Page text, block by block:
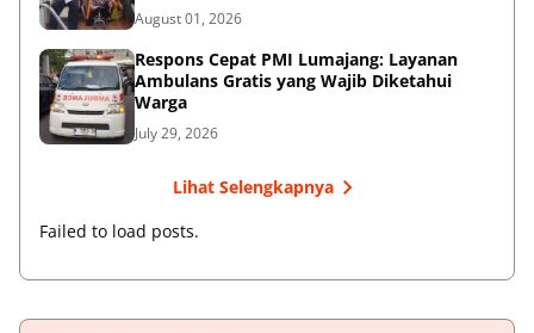
August 01, 2026
Respons Cepat PMI Lumajang: Layanan
Ambulans Gratis yang Wajib Diketahui
Warga
July 29, 2026
Lihat Selengkapnya
Failed to load posts.